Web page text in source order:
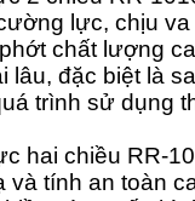
lực, chịu
chất lượng
lâu, đặc biệt là
trình sử dụng
hai chiều RR-
và tính an toàn